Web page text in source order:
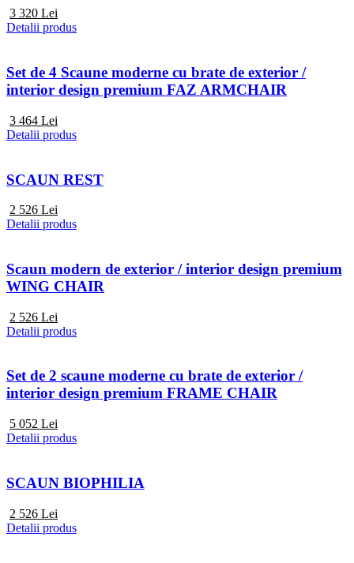
3 320 Lei
Detalii produs
Set de 4 Scaune moderne cu brate de exterior /
interior design premium FAZ ARMCHAIR
3 464 Lei
Detalii produs
SCAUN REST
2 526 Lei
Detalii produs
Scaun modern de exterior / interior design premium
WING CHAIR
2 526 Lei
Detalii produs
Set de 2 scaune moderne cu brate de exterior /
interior design premium FRAME CHAIR
5 052 Lei
Detalii produs
SCAUN BIOPHILIA
2 526 Lei
Detalii produs